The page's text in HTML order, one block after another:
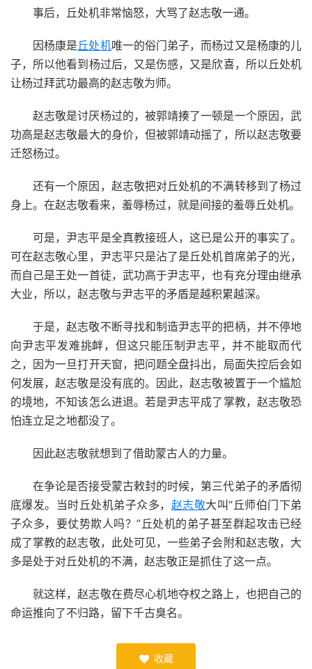
事后，丘处机非常恼怒，大骂了赵志敬一通。
因杨康是丘处机唯一的俗门弟子，而杨过又是杨康的儿
子，所以他看到杨过后，又是伤感，又是欣喜，所以丘处机
让杨过拜武功最高的赵志敬为师。
赵志敬是讨厌杨过的，被郭靖揍了一顿是一个原因，武
功高是赵志敬最大的身价，但被郭靖动摇了，所以赵志敬要
迁怒杨过。
还有一个原因，赵志敬把对丘处机的不满转移到了杨过
身上。在赵志敬看来，羞辱杨过，就是间接的羞辱丘处机。
可是，尹志平是全真教接班人，这已是公开的事实了。
可在赵志敬心里，尹志平只是沾了是丘处机首席弟子的光，
而自己是王处一首徒，武功高于尹志平，也有充分理由继承
大业，所以，赵志敬与尹志平的矛盾是越积累越深。
于是，赵志敬不断寻找和制造尹志平的把柄，并不停地
向尹志平发难挑衅，但这只能压制尹志平，并不能取而代
之，因为一旦打开天窗，把问题全盘抖出，局面失控后会如
何发展，赵志敬是没有底的。因此，赵志敬被置于一个尴尬
的境地，不知该怎么进退。若是尹志平成了掌教，赵志敬恐
怕连立足之地都没了。
因此赵志敬就想到了借助蒙古人的力量。
在争论是否接受蒙古敕封的时候，第三代弟子的矛盾彻
底爆发。当时丘处机弟子众多， 赵志敬大叫“丘师伯门下弟
子众多，要仗势欺人吗？”丘处机的弟子甚至群起攻击已经
成了掌教的赵志敬，此处可见，一些弟子会附和赵志敬，大
多是处于对丘处机的不满，赵志敬正是抓住了这一点。
就这样，赵志敬在费尽心机地夺权之路上，也把自己的
命运推向了不归路，留下千古臭名。
 收藏